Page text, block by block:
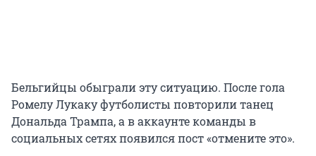
Бельгийцы обыграли эту ситуацию. После гола
Ромелу Лукаку футболисты повторили танец
Дональда Трампа, а в аккаунте команды в
социальных сетях появился пост «отмените это».